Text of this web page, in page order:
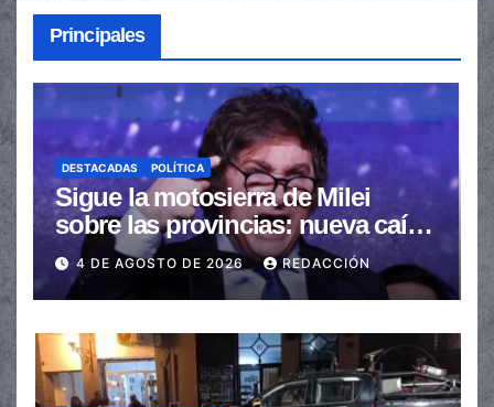
Principales
DESTACADAS POLÍTICA
Sigue la motosierra de Milei
sobre las provincias: nueva caída
de las transferencias no
automáticas
4 DE AGOSTO DE 2026 REDACCIÓN